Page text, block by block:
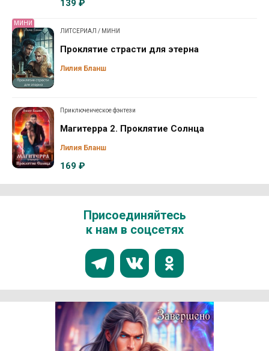
139 ₽
МИНИ
ЛИТСЕРИАЛ / МИНИ
Проклятие страсти для этерна
Лилия Бланш
Приключенческое фэнтези
Магитерра 2. Проклятие Солнца
Лилия Бланш
169 ₽
Присоединяйтесь
к нам в соцсетях